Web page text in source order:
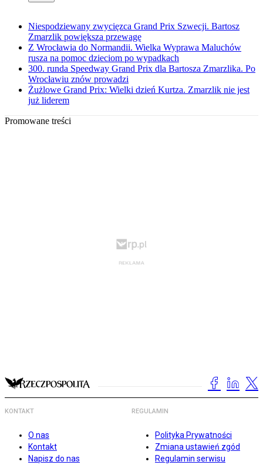
Niespodziewany zwycięzca Grand Prix Szwecji. Bartosz
Zmarzlik powiększa przewagę
Z Wrocławia do Normandii. Wielka Wyprawa Maluchów
rusza na pomoc dzieciom po wypadkach
300. runda Speedway Grand Prix dla Bartosza Zmarzlika. Po
Wrocławiu znów prowadzi
Żużlowe Grand Prix: Wielki dzień Kurtza. Zmarzlik nie jest
już liderem
Promowane treści
KONTAKT
O nas
Kontakt
Napisz do nas
REGULAMIN
Polityka Prywatności
Zmiana ustawień zgód
Regulamin serwisu